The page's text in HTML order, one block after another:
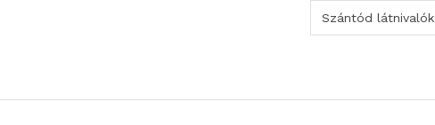
Szántód látnivalók